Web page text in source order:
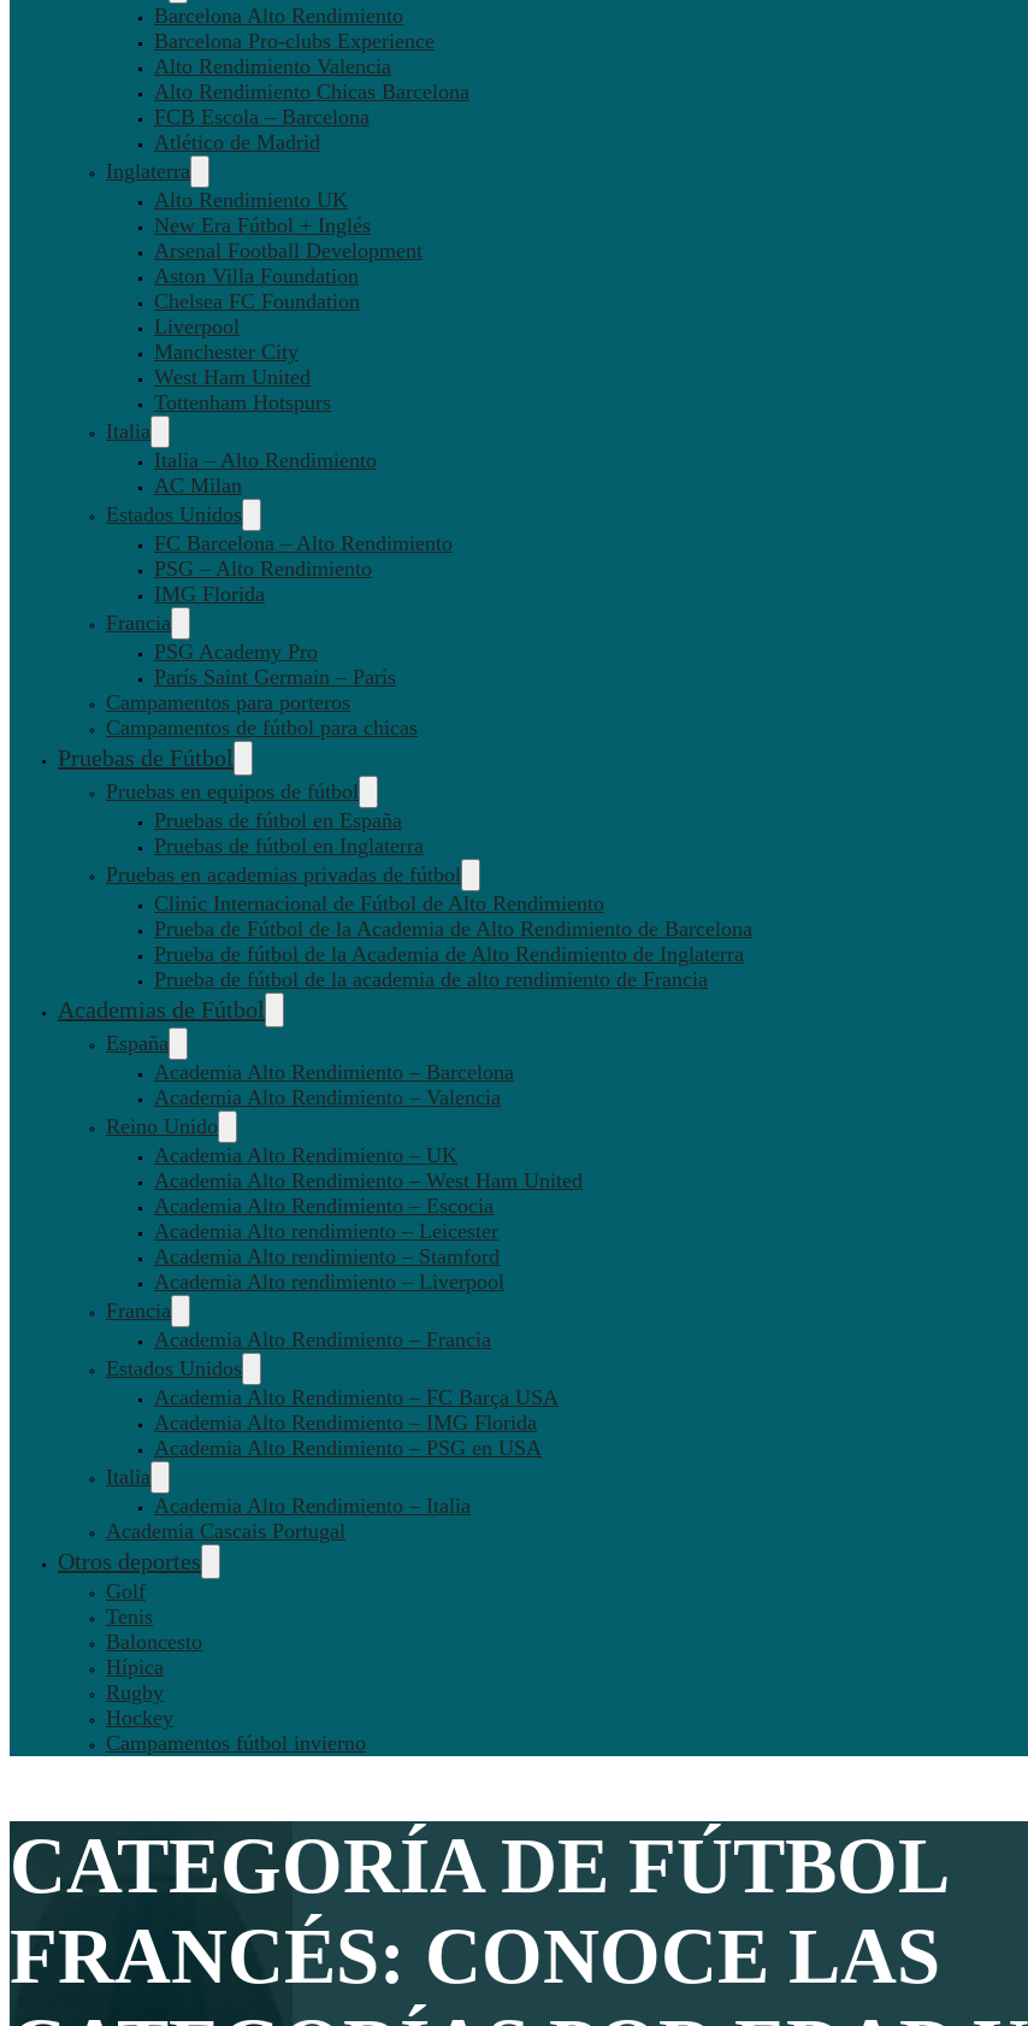
Barcelona Alto Rendimiento
Barcelona Pro-clubs Experience
Alto Rendimiento Valencia
Alto Rendimiento Chicas Barcelona
FCB Escola – Barcelona
Atlético de Madrid
Inglaterra
Alto Rendimiento UK
New Era Fútbol + Inglés
Arsenal Football Development
Aston Villa Foundation
Chelsea FC Foundation
Liverpool
Manchester City
West Ham United
Tottenham Hotspurs
Italia
Italia – Alto Rendimiento
AC Milan
Estados Unidos
FC Barcelona – Alto Rendimiento
PSG – Alto Rendimiento
IMG Florida
Francia
PSG Academy Pro
París Saint Germain – París
Campamentos para porteros
Campamentos de fútbol para chicas
Pruebas de Fútbol
Pruebas en equipos de fútbol
Pruebas de fútbol en España
Pruebas de fútbol en Inglaterra
Pruebas en academias privadas de fútbol
Clinic Internacional de Fútbol de Alto Rendimiento
Prueba de Fútbol de la Academia de Alto Rendimiento de Barcelona
Prueba de fútbol de la Academia de Alto Rendimiento de Inglaterra
Prueba de fútbol de la academia de alto rendimiento de Francia
Academias de Fútbol
España
Academia Alto Rendimiento – Barcelona
Academia Alto Rendimiento – Valencia
Reino Unido
Academia Alto Rendimiento – UK
Academia Alto Rendimiento – West Ham United
Academia Alto Rendimiento – Escocia
Academia Alto rendimiento – Leicester
Academia Alto rendimiento – Stamford
Academia Alto rendimiento – Liverpool
Francia
Academia Alto Rendimiento – Francia
Estados Unidos
Academia Alto Rendimiento – FC Barça USA
Academia Alto Rendimiento – IMG Florida
Academia Alto Rendimiento – PSG en USA
Italia
Academia Alto Rendimiento – Italia
Academia Cascais Portugal
Otros deportes
Golf
Tenis
Baloncesto
Hípica
Rugby
Hockey
Campamentos fútbol invierno
CATEGORÍA DE FÚTBOL
FRANCÉS: CONOCE LAS